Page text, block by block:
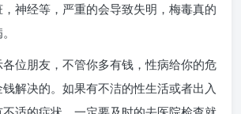
神经等，严重的会导致失明，梅毒真的
位朋友，不管你多有钱，性病给你的危
解决的。如果有不洁的性生活或者出入